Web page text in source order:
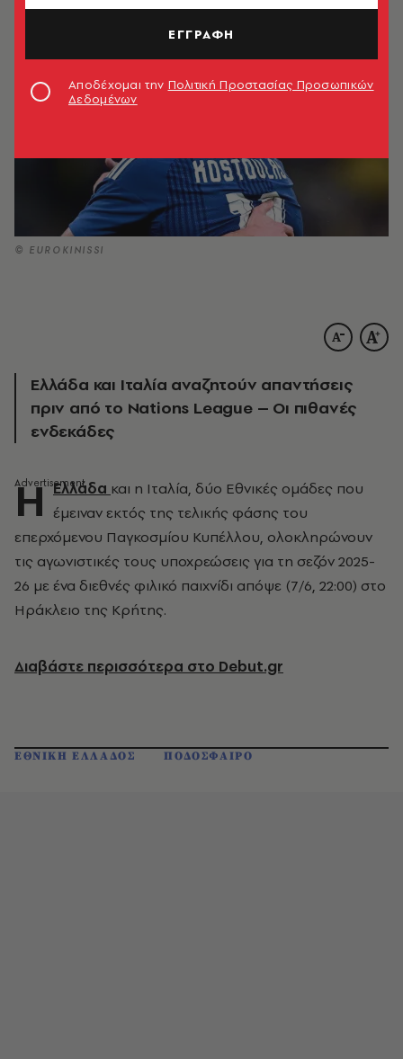
© EUROKINISSI
Ελλάδα και Ιταλία αναζητούν απαντήσεις
πριν από το Nations League – Οι πιθανές
ενδεκάδες
Η Ελλάδα και η Ιταλία, δύο Εθνικές ομάδες που
έμειναν εκτός της τελικής φάσης του
επερχόμενου Παγκοσμίου Κυπέλλου, ολοκληρώνουν
τις αγωνιστικές τους υποχρεώσεις για τη σεζόν 2025-
26 με ένα διεθνές φιλικό παιχνίδι απόψε (7/6, 22:00) στο
Ηράκλειο της Κρήτης.
Διαβάστε περισσότερα στο Debut.gr
ΕΘΝΙΚΗ ΕΛΛΑΔΟΣ ΠΟΔΟΣΦΑΙΡΟ
ΕΓΓΡΑΦΗ
Αποδέχομαι την Πολιτική Προστασίας Προσωπικών
Δεδομένων